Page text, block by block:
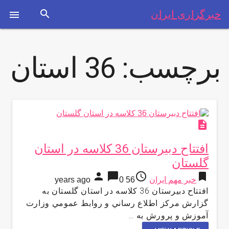
 خبرگزاری ایران search
برچسب: 36 استان
description
افتتاح دبيرستان 36 كلاسه در استان
گلستان
bookmark خبر مهم ایران access_time
56 years ago
person chat_bubble0
افتتاح دبيرستان 36 كلاسه در استان گلستان به
گزارش مركز اطلاع رساني و روابط عمومي وزارت
آموزش و پرورش به …